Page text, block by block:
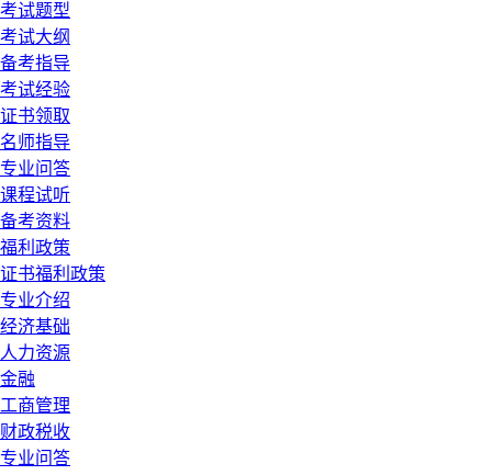
考试题型
考试大纲
备考指导
考试经验
证书领取
名师指导
专业问答
课程试听
备考资料
福利政策
证书福利政策
专业介绍
经济基础
人力资源
金融
工商管理
财政税收
专业问答